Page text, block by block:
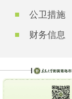
公卫措施
财务信息